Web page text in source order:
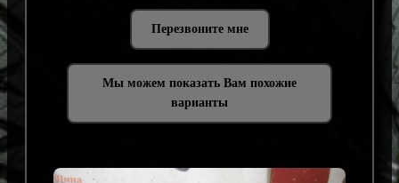
Мы можем показать Вам похожие
варианты